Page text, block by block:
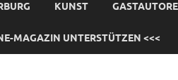
KUNST
MAGAZIN UNTERSTÜTZEN <<<